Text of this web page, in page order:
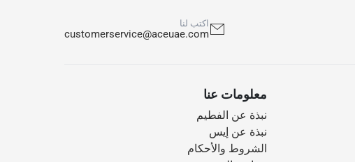
اكتب لنا
customerservice@aceuae.com
معلومات عنا
نبذة عن الفطيم
نبذة عن إيس
الشروط والأحكام